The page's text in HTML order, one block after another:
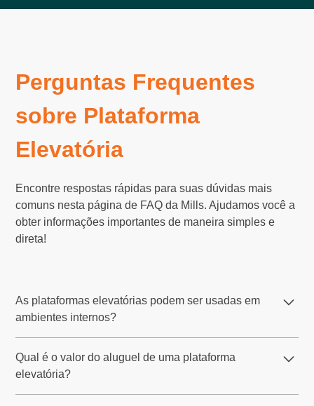
Perguntas Frequentes
sobre Plataforma
Elevatória
Encontre respostas rápidas para suas dúvidas mais
comuns nesta página de FAQ da Mills. Ajudamos você a
obter informações importantes de maneira simples e
direta!
As plataformas elevatórias podem ser usadas em
ambientes internos?
elétricas, como as do tipo tesoura, que são ideais para
ambientes internos. Esses modelos operam de forma
silenciosa e limpa, sendo perfeitos para locais fechados,
Qual é o valor do aluguel de uma plataforma
elevatória?